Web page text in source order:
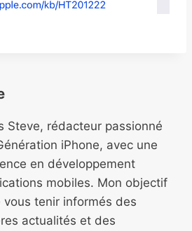
Steve, rédacteur passionné
iPhone, avec une
en développement
mobiles. Mon objectif
vous tenir informés des
actualités et des